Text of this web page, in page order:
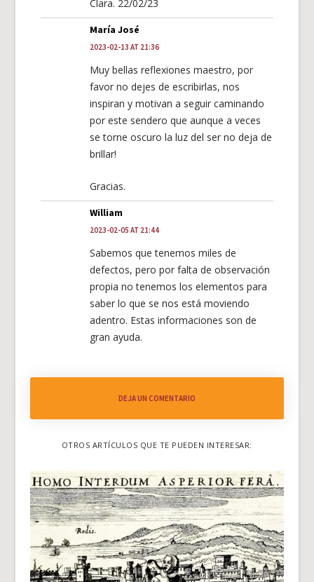
Clara. 22/02/23
María José
2023-02-13 AT 21:36
Muy bellas reflexiones maestro, por
favor no dejes de escribirlas, nos
inspiran y motivan a seguir caminando
por este sendero que aunque a veces
se torne oscuro la luz del ser no deja de
brillar!
Gracias.
William
2023-02-05 AT 21:44
Sabemos que tenemos miles de
defectos, pero por falta de observación
propia no tenemos los elementos para
saber lo que se nos está moviendo
adentro. Estas informaciones son de
gran ayuda.
DEJA UN COMENTARIO
OTROS ARTÍCULOS QUE TE PUEDEN INTERESAR: